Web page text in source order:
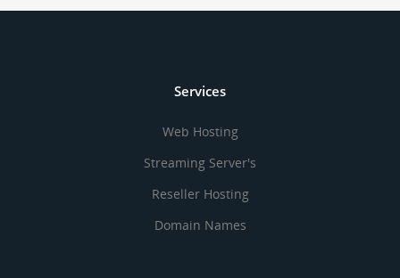
Services
Web Hosting
Streaming Server's
Reseller Hosting
Domain Names